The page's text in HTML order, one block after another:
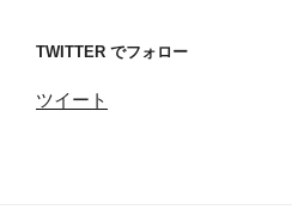
TWITTER でフォロー
ツイート